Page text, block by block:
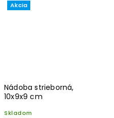
Akcia
Nádoba strieborná,
10x9x9 cm
Skladom